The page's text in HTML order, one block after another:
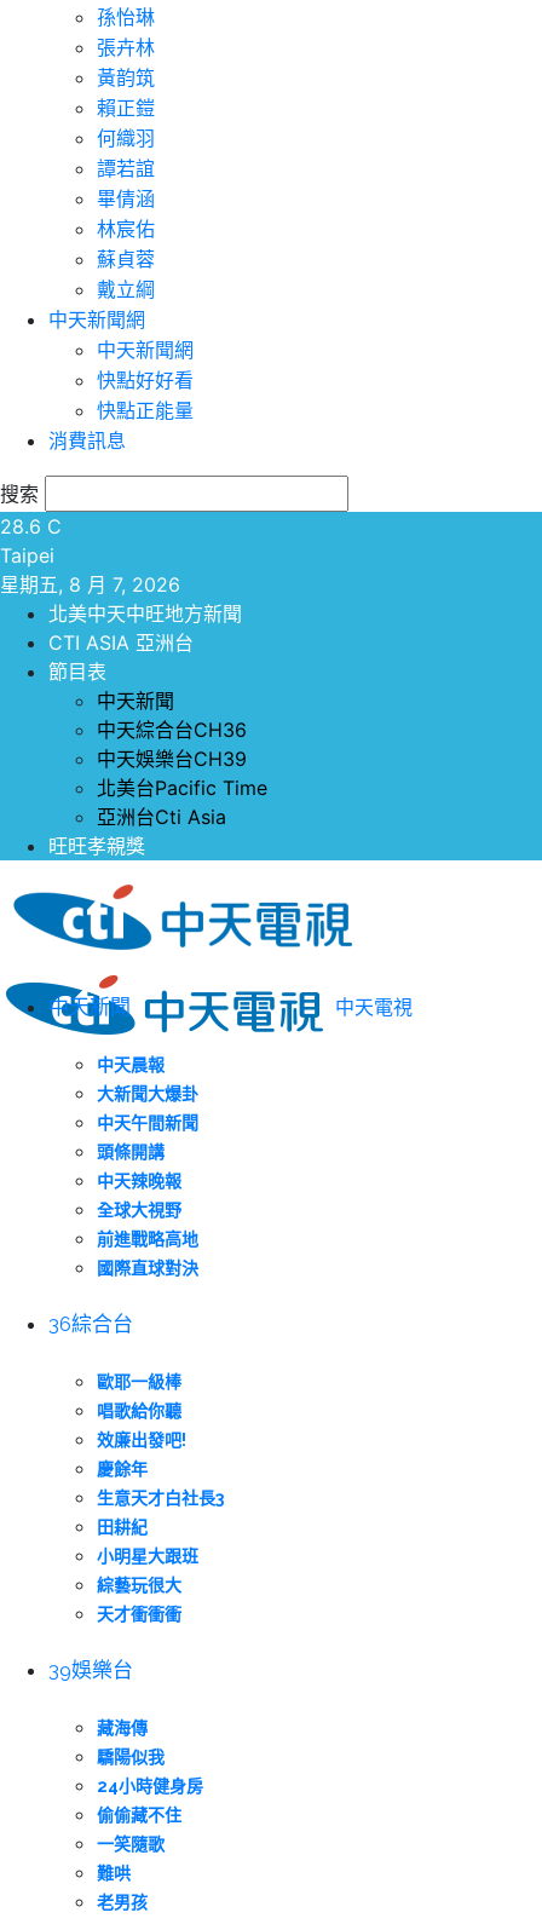
孫怡琳
張卉林
黃韵筑
賴正鎧
何織羽
譚若誼
畢倩涵
林宸佑
蘇貞蓉
戴立綱
中天新聞網
中天新聞網
快點好好看
快點正能量
消費訊息
搜索
28.6 C
Taipei
星期五, 8 月 7, 2026
北美中天中旺地方新聞
CTI ASIA 亞洲台
節目表
中天新聞
中天綜合台CH36
中天娛樂台CH39
北美台Pacific Time
亞洲台Cti Asia
旺旺孝親獎
中天電視
中天新聞
中天晨報
大新聞大爆卦
中天午間新聞
頭條開講
中天辣晚報
全球大視野
前進戰略高地
國際直球對決
36綜合台
歐耶一級棒
唱歌給你聽
效廉出發吧!
慶餘年
生意天才白社長3
田耕紀
小明星大跟班
綜藝玩很大
天才衝衝衝
39娛樂台
藏海傳
驕陽似我
24小時健身房
偷偷藏不住
一笑隨歌
難哄
老男孩